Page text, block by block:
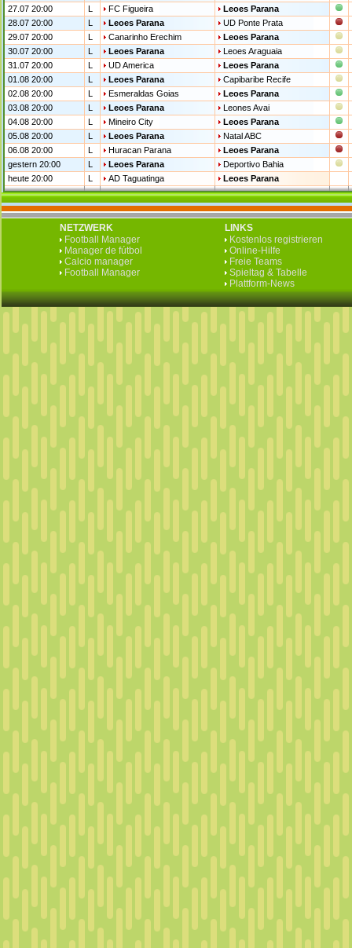
27.07 20:00
L FC Figueira
Leoes Parana
28.07 20:00
L Leoes Parana
UD Ponte Prata
29.07 20:00
L Canarinho Erechim
Leoes Parana
30.07 20:00
L Leoes Parana
Leoes Araguaia
31.07 20:00
L UD America
Leoes Parana
01.08 20:00
L Leoes Parana
Capibaribe Recife
02.08 20:00
L Esmeraldas Goias
Leoes Parana
03.08 20:00
L Leoes Parana
Leones Avai
04.08 20:00
L Mineiro City
Leoes Parana
05.08 20:00
L Leoes Parana
Natal ABC
06.08 20:00
L Huracan Parana
Leoes Parana
gestern 20:00
L Leoes Parana
Deportivo Bahia
heute 20:00
L AD Taguatinga Leoes Parana
NETZWERK
Football Manager
Manager de fútbol
Calcio manager
Football Manager
LINKS
Kostenlos registrieren
Online-Hilfe
Freie Teams
Spieltag & Tabelle
Plattform-News